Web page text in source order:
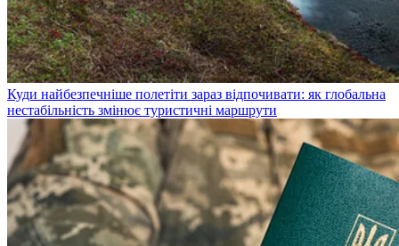
Куди найбезпечніше полетіти зараз відпочивати: як глобальна
нестабільність змінює туристичні маршрути